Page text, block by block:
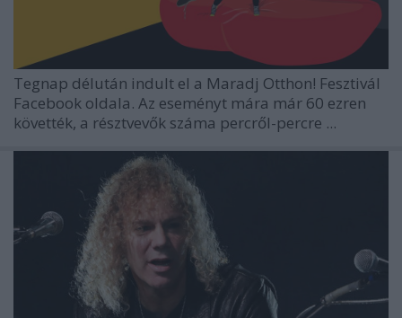
Tegnap délután indult el a Maradj Otthon! Fesztivál
Facebook oldala. Az eseményt mára már 60 ezren
követték, a résztvevők száma percről-percre ...